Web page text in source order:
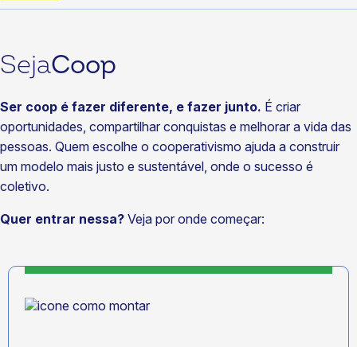
SejaCoop
Ser coop é fazer diferente, e fazer junto. É criar
oportunidades, compartilhar conquistas e melhorar a vida das
pessoas. Quem escolhe o cooperativismo ajuda a construir
um modelo mais justo e sustentável, onde o sucesso é
coletivo.
Quer entrar nessa? Veja por onde começar: